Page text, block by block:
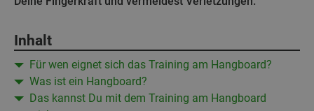
Inhalt
Für wen eignet sich das Training am Hangboard?
Was ist ein Hangboard?
Das kannst Du mit dem Training am Hangboard